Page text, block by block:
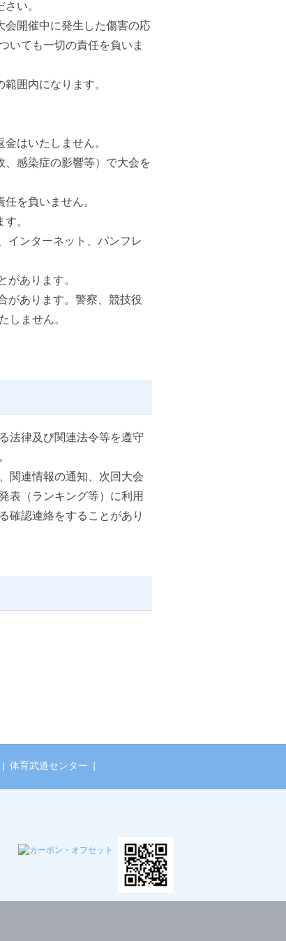
い。
開催中に発生した傷害の応
いても一切の責任を負いま
囲内になります。
はいたしません。
感染症の影響等）で大会を
を負いません。
。
インターネット、パンフレ
あります。
があります。警察、競技役
しません。
法律及び関連法令等を遵守
関連情報の通知、次回大会
表（ランキング等）に利用
確認連絡をすることがあり
体育武道センター